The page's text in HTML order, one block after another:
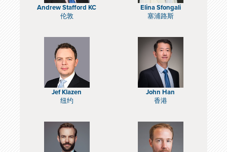
Andrew Stafford KC
伦敦
Elina Sfongali
塞浦路斯
Jef Klazen
纽约
John Han
香港